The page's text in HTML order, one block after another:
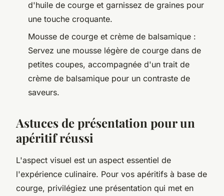
d'huile de courge et garnissez de graines pour
une touche croquante.
Mousse de courge et crème de balsamique :
Servez une mousse légère de courge dans de
petites coupes, accompagnée d'un trait de
crème de balsamique pour un contraste de
saveurs.
Astuces de présentation pour un
apéritif réussi
L'aspect visuel est un aspect essentiel de
l'expérience culinaire. Pour vos apéritifs à base de
courge, privilégiez une présentation qui met en